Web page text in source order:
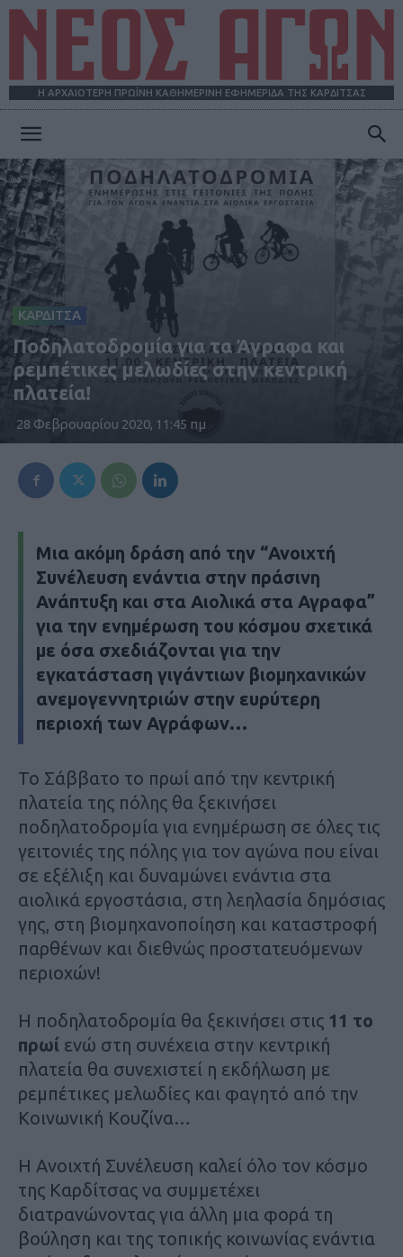
Η ΑΡΧΑΙΟΤΕΡΗ ΠΡΩΪΝΗ ΚΑΘΗΜΕΡΙΝΗ ΕΦΗΜΕΡΙΔΑ ΤΗΣ ΚΑΡΔΙΤΣΑΣ
ΑΓΩΝ
ΚΑΡΔΙΤΣΑ
Ποδηλατοδρομία για τα Άγραφα και
ρεμπέτικες μελωδίες στην κεντρική
πλατεία!
28 Φεβρουαρίου 2020, 11:45 πμ
Μια ακόμη δράση από την “Ανοιχτή
Συνέλευση ενάντια στην πράσινη
Ανάπτυξη και στα Αιολικά στα Αγραφα”
για την ενημέρωση του κόσμου σχετικά
με όσα σχεδιάζονται για την
εγκατάσταση γιγάντιων βιομηχανικών
ανεμογεννητριών στην ευρύτερη
περιοχή των Αγράφων…
Το Σάββατο το πρωί από την κεντρική
πλατεία της πόλης θα ξεκινήσει
ποδηλατοδρομία για ενημέρωση σε όλες τις
γειτονιές της πόλης για τον αγώνα που είναι
σε εξέλιξη και δυναμώνει ενάντια στα
αιολικά εργοστάσια, στη λεηλασία δημόσιας
γης, στη βιομηχανοποίηση και καταστροφή
παρθένων και διεθνώς προστατευόμενων
περιοχών!
Η ποδηλατοδρομία θα ξεκινήσει στις 11 το
πρωί ενώ στη συνέχεια στην κεντρική
πλατεία θα συνεχιστεί η εκδήλωση με
ρεμπέτικες μελωδίες και φαγητό από την
Κοινωνική Κουζίνα…
Η Ανοιχτή Συνέλευση καλεί όλο τον κόσμο
της Καρδίτσας να συμμετέχει
διατρανώνοντας για άλλη μια φορά τη
βούληση και της τοπικής κοινωνίας ενάντια